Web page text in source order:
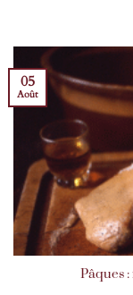
Pâques
05
Août